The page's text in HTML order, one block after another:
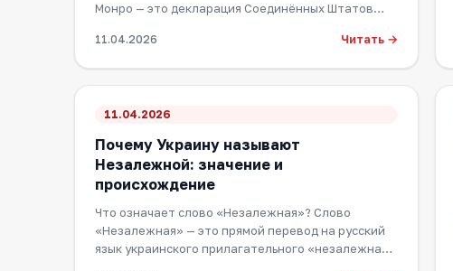
Монро — это декларация Соединённых Штатов
11.04.2026 Читать →
11.04.2026
Почему Украину называют
Незалежной: значение и
происхождение
Что означает слово «Незалежная»? Слово
«Незалежная» — это прямой перевод на русский
язык украинского прилагательного «незалежна»,